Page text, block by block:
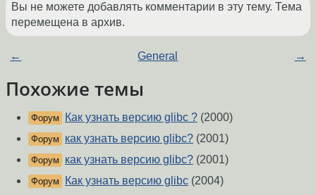
Вы не можете добавлять комментарии в эту тему. Тема
перемещена в архив.
← General →
Похожие темы
Форум Как узнать версию glibc ? (2000)
Форум как узнать версию glibc? (2001)
Форум как узнать версию glibc? (2001)
Форум Как узнать версию glibc (2004)